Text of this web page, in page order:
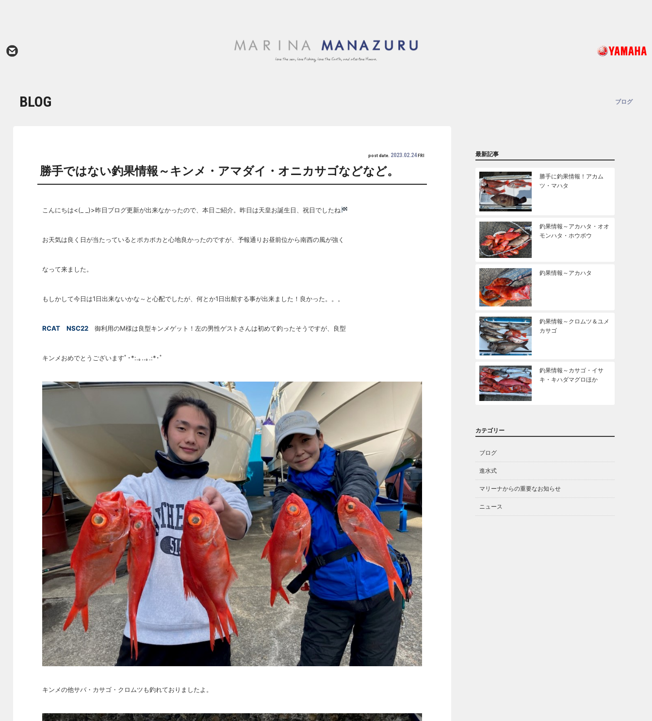
BLOG ブログ
post date. 2023.02.24FRI
勝手ではない釣果情報～キンメ・アマダイ・オニカサゴなどなど。
こんにちは<(_ _)>昨日ブログ更新が出来なかったので、本日ご紹介。昨日は天皇お誕生日、祝日でしたね
お天気は良く日が当たっているとポカポカと心地良かったのですが、予報通りお昼前位から南西の風が強く
なって来ました。
もしかして今日は1日出来ないかな～と心配でしたが、何とか1日出航する事が出来ました！良かった。。。
RCAT NSC22御利用のM様は良型キンメゲット！左の男性ゲストさんは初めて釣ったそうですが、良型
キンメおめでとうございますﾟ･*:.｡..｡.:*･ﾟ
キンメの他サバ・カサゴ・クロムツも釣れておりましたよ。
最新記事
勝手に釣果情報！アカム
ツ・マハタ
釣果情報～アカハタ・オオ
モンハタ・ホウボウ
釣果情報～アカハタ
釣果情報～クロムツ＆ユメ
カサゴ
釣果情報～カサゴ・イサ
キ・キハダマグロほか
カテゴリー
ブログ
進水式
マリーナからの重要なお知らせ
ニュース